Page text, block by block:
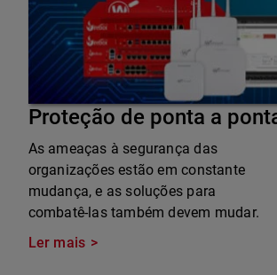
Proteção de ponta a
As ameaças à segurança das
organizações estão em constante
mudança, e as soluções para
combatê-las também devem mudar.
Ler mais